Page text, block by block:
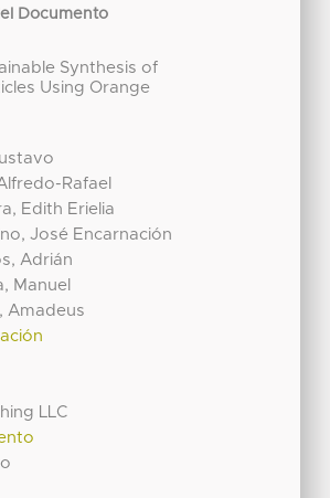
Documento
Synthesis of
Using Orange
Rafael
Edith Erielia
José Encarnación
Adrián
Manuel
Amadeus
LLC